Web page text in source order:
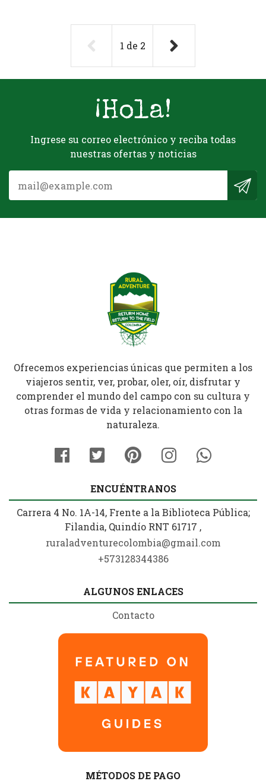
1 de 2
¡Hola!
Ingrese su correo electrónico y reciba todas
nuestras ofertas y noticias
Ofrecemos experiencias únicas que permiten a los
viajeros sentir, ver, probar, oler, oír, disfrutar y
comprender el mundo del campo con su cultura y
otras formas de vida y relacionamiento con la
naturaleza.
ENCUÉNTRANOS
Carrera 4 No. 1A-14, Frente a la Biblioteca Pública;
Filandia, Quindío RNT 61717 ,
ruraladventurecolombia@gmail.com
+573128344386
ALGUNOS ENLACES
Contacto
MÉTODOS DE PAGO